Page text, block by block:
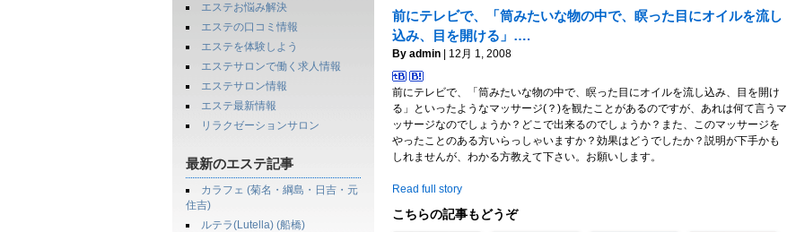
エステお悩み解決
エステの口コミ情報
エステを体験しよう
エステサロンで働く求人情報
エステサロン情報
エステ最新情報
リラクゼーションサロン
最新のエステ記事
カラフェ (菊名・綱島・日吉・元
住吉)
ルテラ(Lutella) (船橋)
前にテレビで、「筒みたいな物の中で、瞑った目にオイルを流し
込み、目を開ける」….
By admin | 12月 1, 2008
前にテレビで、「筒みたいな物の中で、瞑った目にオイルを流し込み、目を開け
る」といったようなマッサージ(？)を観たことがあるのですが、あれは何て言うマ
ッサージなのでしょうか？どこで出来るのでしょうか？また、このマッサージを
やったことのある方いらっしゃいますか？効果はどうでしたか？説明が下手かも
しれませんが、わかる方教えて下さい。お願いします。
Read full story
こちらの記事もどうぞ